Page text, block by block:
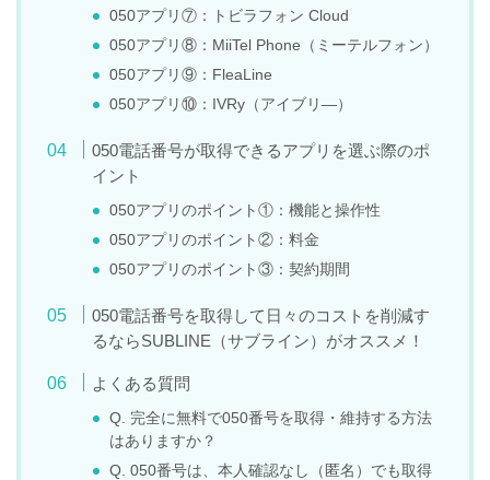
050アプリ⑦：トビラフォン Cloud
050アプリ⑧：MiiTel Phone（ミーテルフォン）
050アプリ⑨：FleaLine
050アプリ⑩：IVRy（アイブリ―）
050電話番号が取得できるアプリを選ぶ際のポ
イント
050アプリのポイント①：機能と操作性
050アプリのポイント②：料金
050アプリのポイント③：契約期間
050電話番号を取得して日々のコストを削減す
るならSUBLINE（サブライン）がオススメ！
よくある質問
Q. 完全に無料で050番号を取得・維持する方法
はありますか？
Q. 050番号は、本人確認なし（匿名）でも取得